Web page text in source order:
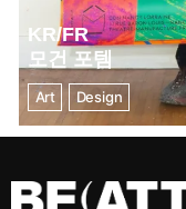
KR/FR
모건 포템
Art Design